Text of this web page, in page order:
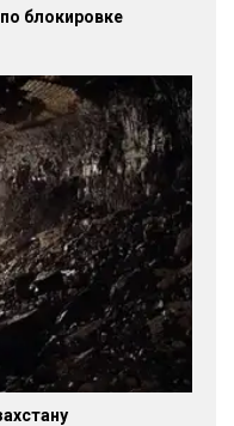
блокировке